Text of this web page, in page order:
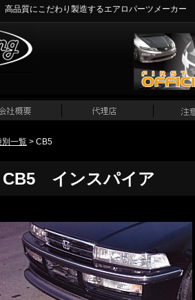
品質にこだわり製造するエアロパーツメーカー
別一覧 > CB5
CB5 インスパイア